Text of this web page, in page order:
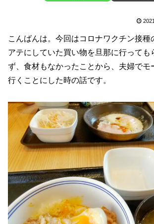
こんばんは。今回はコロナワクチン接種
アテにしていた買い物を旦那に行っても
ず、食材もなかったことから、夫婦でモ
行くことにした時の話です。